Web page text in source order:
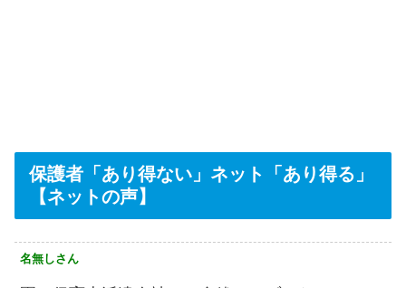
保護者「あり得ない」ネット「あり得る」
【ネットの声】
名無しさん